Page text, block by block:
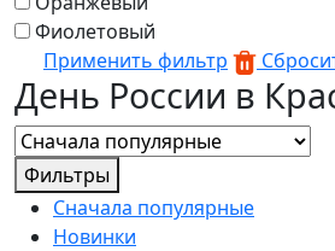
Фиолетовый
Применить фильтр
День России в
Фильтры
Сначала популярные
Новинки